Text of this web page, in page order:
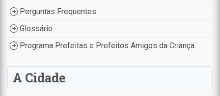
Perguntas Frequentes
Glossário
Programa Prefeitas e Prefeitos Amigos da Criança
A Cidade